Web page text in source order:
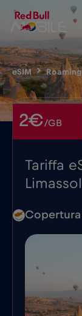
eSIM Roaming
Tariffa
2€/GB